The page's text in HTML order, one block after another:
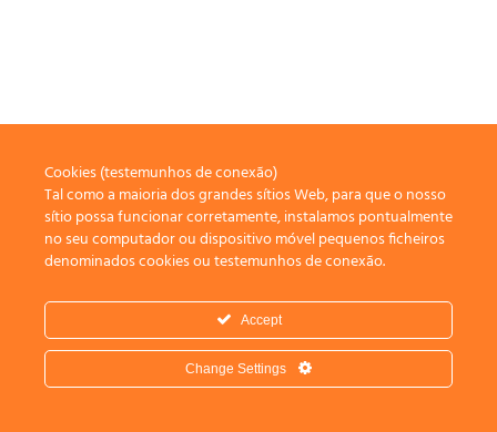
Copyright © 2026 Templo de Magia Goetia | Powered by
Tema Astra
para WordPress
Cookies (testemunhos de conexão)
Tal como a maioria dos grandes sítios Web, para que o nosso
sítio possa funcionar corretamente, instalamos pontualmente
no seu computador ou dispositivo móvel pequenos ficheiros
denominados cookies ou testemunhos de conexão.
Accept
Change Settings